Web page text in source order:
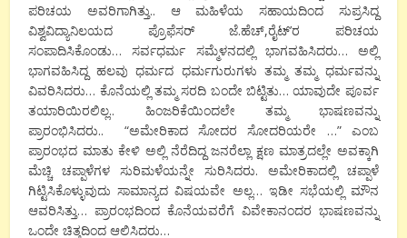
ಪರಿಚಯ ಅವರಿಗಾಗಿತ್ತು.. ಆ ಮಹಿಳೆಯ ಸಹಾಯದಿಂದ ಸುಪ್ರಸಿದ್ದ
ವಿಶ್ವವಿದ್ಯಾನಿಲಯದ ಪ್ರೊಫೆಸರ್ ಜೆ.ಹೆಚ್,ರೈಟ್’ರ ಪರಿಚಯ
ಸಂಪಾದಿಸಿಕೊಂಡು… ಸರ್ವಧರ್ಮ ಸಮ್ಮೆಳನದಲ್ಲಿ ಭಾಗವಹಿಸಿದರು… ಅಲ್ಲಿ
ಭಾಗವಹಿಸಿದ್ದ ಹಲವು ಧರ್ಮದ ಧರ್ಮಗುರುಗಳು ತಮ್ಮ ತಮ್ಮ ಧರ್ಮವನ್ನು
ವಿವರಿಸಿದರು… ಕೊನೆಯಲ್ಲಿ ತಮ್ಮ ಸರದಿ ಬಂದೇ ಬಿಟ್ಟಿತು… ಯಾವುದೇ ಪೂರ್ವ
ತಯಾರಿಯಿರಲಿಲ್ಲ.. ಹಿಂಜರಿಕೆಯಿಂದಲೇ ತಮ್ಮ ಭಾಷಣವನ್ನು
ಪ್ರಾರಂಭಿಸಿದರು.. “ಅಮೇರಿಕಾದ ಸೋದರ ಸೋದರಿಯರೇ …” ಎಂಬ
ಪ್ರಾರಂಭದ ಮಾತು ಕೇಳಿ ಅಲ್ಲಿ ನೆರೆದಿದ್ದ ಜನರೆಲ್ಲಾ ಕ್ಷಣ ಮಾತ್ರದಲ್ಲೇ ಅವಕ್ಕಾಗಿ
ಮೆಚ್ಚಿ ಚಪ್ಪಾಳೆಗಳ ಸುರಿಮಳೆಯನ್ನೇ ಸುರಿಸಿದರು. ಅಮೇರಿಕಾದಲ್ಲಿ ಚಪ್ಪಾಳೆ
ಗಿಟ್ಟಿಸಿಕೊಳ್ಳುವುದು ಸಾಮಾನ್ಯದ ವಿಷಯವೇ ಅಲ್ಲ… ಇಡೀ ಸಭೆಯಲ್ಲಿ ಮೌನ
ಆವರಿಸಿತ್ತು… ಪ್ರಾರಂಭದಿಂದ ಕೊನೆಯವರೆಗೆ ವಿವೇಕಾನಂದರ ಭಾಷಣವನ್ನು
ಒಂದೇ ಚಿತ್ತದಿಂದ ಆಲಿಸಿದರು…